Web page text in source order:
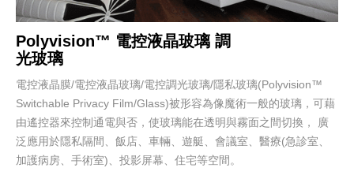
Polyvision™ 電控液晶玻璃 調
光玻璃
電控液晶膜/電控液晶玻璃/電控調光玻璃/隱私玻璃(Polyvision™
Switchable Privacy Film/Glass)被形容為像魔術一般的玻璃，可藉
由遙控器來控制通電與否，使玻璃能在透明與霧面之間切換， 廣
泛應用於隱私隔間、飯店、車輛、遊艇、會議室、醫療(急診室、
加護病房、手術室)、投影屏幕、住宅等空間。